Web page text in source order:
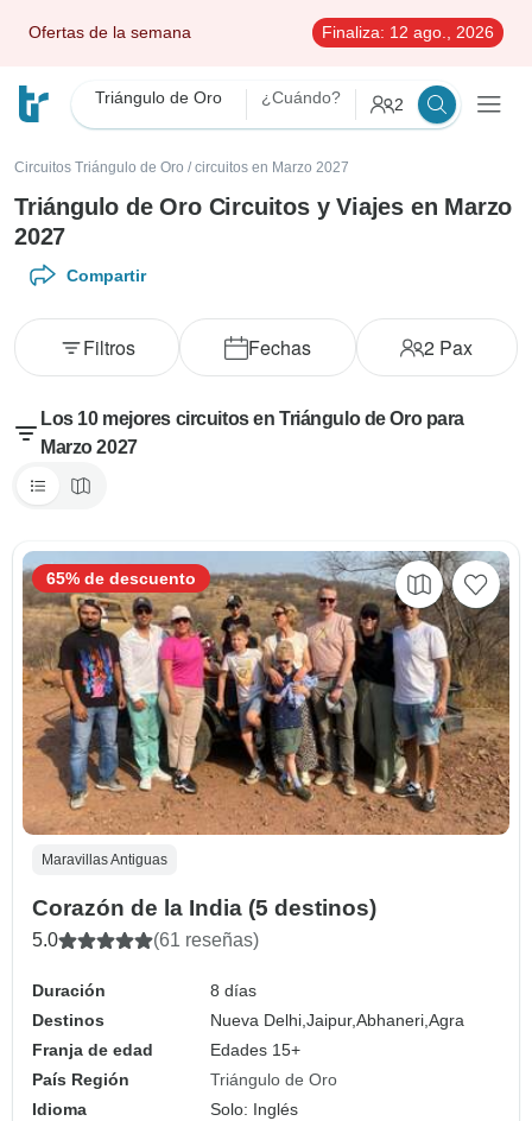
Ofertas de la semana Finaliza: 12 ago., 2026
Triángulo de Oro ¿Cuándo? 2
Circuitos Triángulo de Oro / circuitos en Marzo 2027
Triángulo de Oro Circuitos y Viajes en Marzo
2027
Compartir
Fechas 2 Pax
Filtros
Los 10 mejores circuitos en Triángulo de Oro para
Marzo 2027
Maravillas Antiguas
Corazón de la India (5 destinos)
5.0 (61 reseñas)
Duración
8 días
Destinos
Nueva Delhi,Jaipur,Abhaneri,Agra
Franja de edad
Edades 15+
País Región
Triángulo de Oro
Idioma
Solo: Inglés
65% de descuento